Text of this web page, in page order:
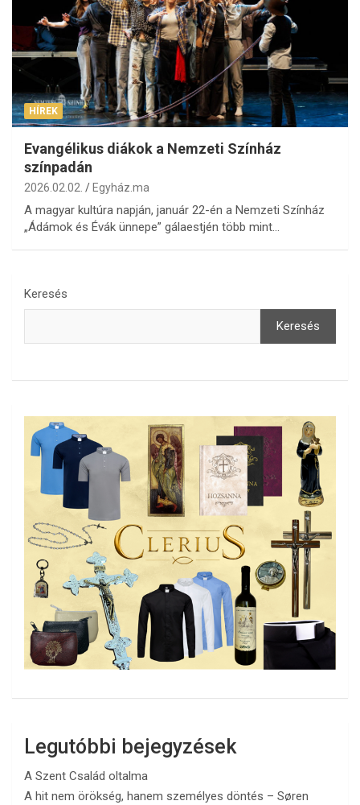
HÍREK
Evangélikus diákok a Nemzeti Színház
színpadán
2026.02.02. Egyház.ma
A magyar kultúra napján, január 22-én a Nemzeti Színház
„Ádámok és Évák ünnepe” gálaestjén több mint…
Keresés
Keresés
Legutóbbi bejegyzések
A Szent Család oltalma
A hit nem örökség, hanem személyes döntés – Søren